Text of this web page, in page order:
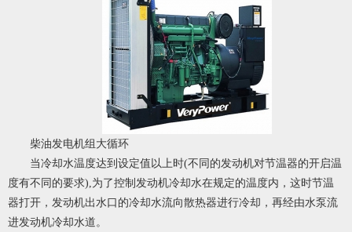
柴油发电机组大循环
当冷却水温度达到设定值以上时(不同的发动机对节温器的开启温
度有不同的要求),为了控制发动机冷却水在规定的温度内，这时节温
器打开，发动机出水口的冷却水流向散热器进行冷却，再经由水泵流
进发动机冷却水道。